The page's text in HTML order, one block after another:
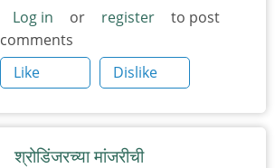
Log in or register
to post
comments
Like
Dislike
श्रोडिंजरच्या मांजरीची